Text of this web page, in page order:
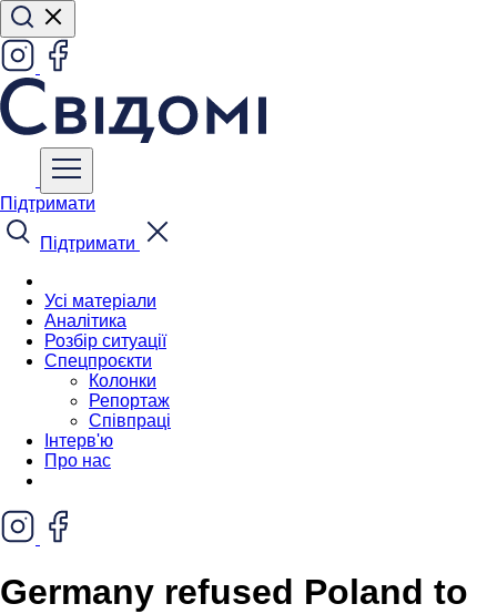
Підтримати
Підтримати
Усі матеріали
Аналітика
Розбір ситуації
Спецпроєкти
Колонки
Репортаж
Співпраці
Інтерв'ю
Про нас
Germany refused Poland to